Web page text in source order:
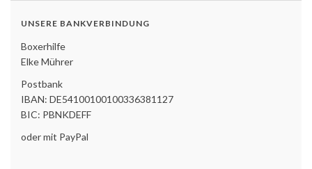
UNSERE BANKVERBINDUNG
Boxerhilfe
Elke Mührer
Postbank
IBAN: DE54100100100336381127
BIC: PBNKDEFF
oder mit PayPal